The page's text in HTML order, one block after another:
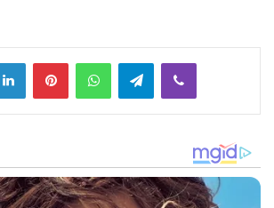
LinkedInPinterestWhatsAppTelegramViber